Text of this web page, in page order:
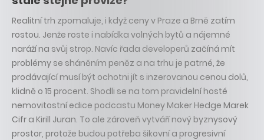
Realitní trh zpomaluje, i když ceny v Praze a Brně zatím
rostou. Jenže roste i nabídka volných bytů a nájemné
naráží na svůj strop. Navíc řada developerů začíná mít
problémy se sháněním peněz a na trhu je patrné, že
prodávající musí být ochotni jít s inzerovanou cenou dolů,
klidně o 15 procent. Shodli se na tom pravidelní hosté
nemovitostní edice podcastu Money Maker Hedge Marek
Cifr a Kirill Juran. To ale zároveň vytváří nový byznysový
prostor, protože budou potřeba šikovní a progresivní